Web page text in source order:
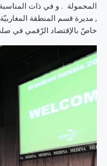
المحمولة . و في ذات
, مديرة قسم المنطقة
خاصّ بالإقتصاد الرّقمي في